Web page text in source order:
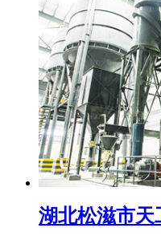
湖北松滋市天